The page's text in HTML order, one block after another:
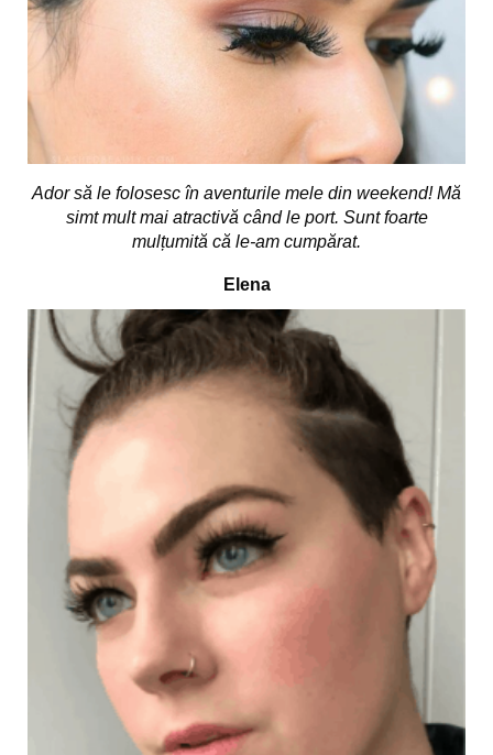
Ador să le folosesc în aventurile mele din weekend! Mă
simt mult mai atractivă când le port. Sunt foarte
mulțumită că le-am cumpărat.
Elena